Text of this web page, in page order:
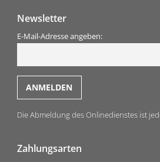
Newsletter
E-Mail-Adresse angeben:
Die Abmeldung des Onlinedienstes ist
Zahlungsarten